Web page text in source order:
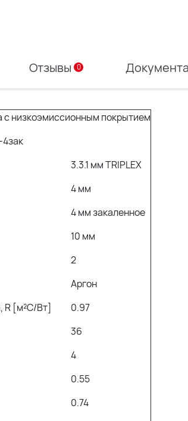
Отзывы 0
с низкоэмиссионным покрытием
4зак
3.3.1 мм TRIPLEX
4 мм
4 мм закаленное
10 мм
2
Аргон
R [м²С/Вт]
0.97
36
4
0.55
0.74